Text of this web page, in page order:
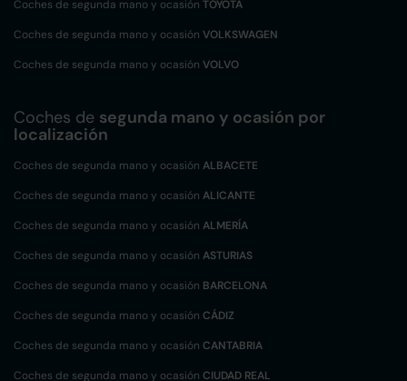
Coches de segunda mano y ocasión TOYOTA
Coches de segunda mano y ocasión VOLKSWAGEN
Coches de segunda mano y ocasión VOLVO
Coches de segunda mano y ocasión por
localización
Coches de segunda mano y ocasión ALBACETE
Coches de segunda mano y ocasión ALICANTE
Coches de segunda mano y ocasión ALMERÍA
Coches de segunda mano y ocasión ASTURIAS
Coches de segunda mano y ocasión BARCELONA
Coches de segunda mano y ocasión CÁDIZ
Coches de segunda mano y ocasión CANTABRIA
Coches de segunda mano y ocasión CIUDAD REAL